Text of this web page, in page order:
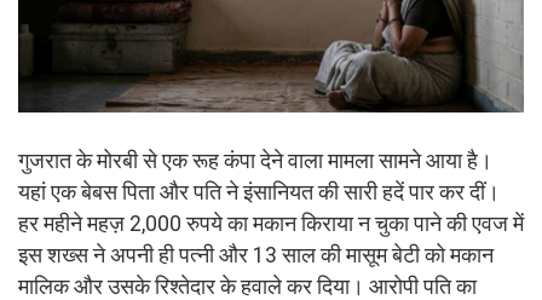
गुजरात के मोरबी से एक रूह कंपा देने वाला मामला सामने आया है।
यहां एक बेबस पिता और पति ने इंसानियत की सारी हदें पार कर दीं।
हर महीने महज़ 2,000 रुपये का मकान किराया न चुका पाने की एवज में
इस शख्स ने अपनी ही पत्नी और 13 साल की मासूम बेटी को मकान
मालिक और उसके रिश्तेदार के हवाले कर दिया। आरोपी पति का